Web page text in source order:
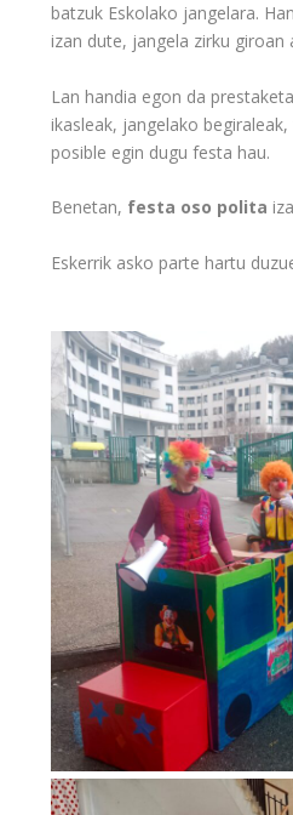
batzuk Eskolako jangelara.
izan dute, jangela zirku
Lan handia egon da
ikasleak, jangelako
posible egin dugu festa hau.
Benetan, festa oso polita
Eskerrik asko parte hartu